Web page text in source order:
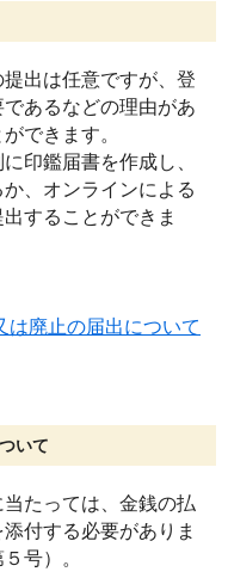
出は任意ですが、登
あるなどの理由があ
できます。
印鑑届書を作成し、
、オンラインによる
することができま
は廃止の届出について
いて
たっては、金銭の払
付する必要がありま
号）。